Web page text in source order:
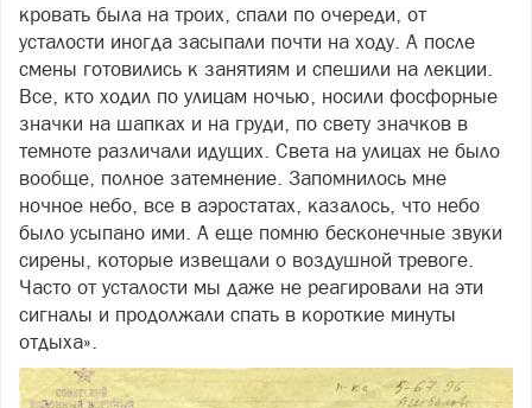
кровать была на троих, спали по очереди, от
усталости иногда засыпали почти на ходу. А после
смены готовились к занятиям и спешили на лекции.
Все, кто ходил по улицам ночью, носили фосфорные
значки на шапках и на груди, по свету значков в
темноте различали идущих. Света на улицах не было
вообще, полное затемнение. Запомнилось мне
ночное небо, все в аэростатах, казалось, что небо
было усыпано ими. А еще помню бесконечные звуки
сирены, которые извещали о воздушной тревоге.
Часто от усталости мы даже не реагировали на эти
сигналы и продолжали спать в короткие минуты
отдыха».